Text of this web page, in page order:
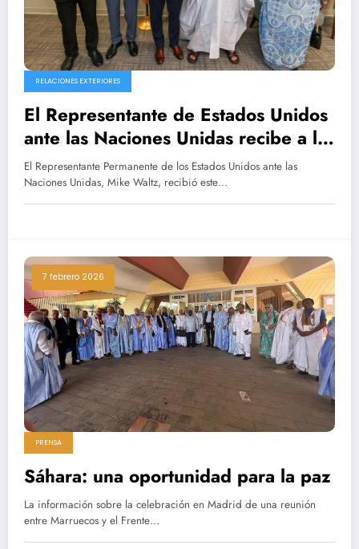
RELACIONES EXTERIORES
El Representante de Estados Unidos
ante las Naciones Unidas recibe a la
dirección política del Movimiento
Saharauis por la Paz
El Representante Permanente de los Estados Unidos ante las
Naciones Unidas, Mike Waltz, recibió este…
7 febrero 2026
PRENSA
Sáhara: una oportunidad para la paz
La información sobre la celebración en Madrid de una reunión
entre Marruecos y el Frente…